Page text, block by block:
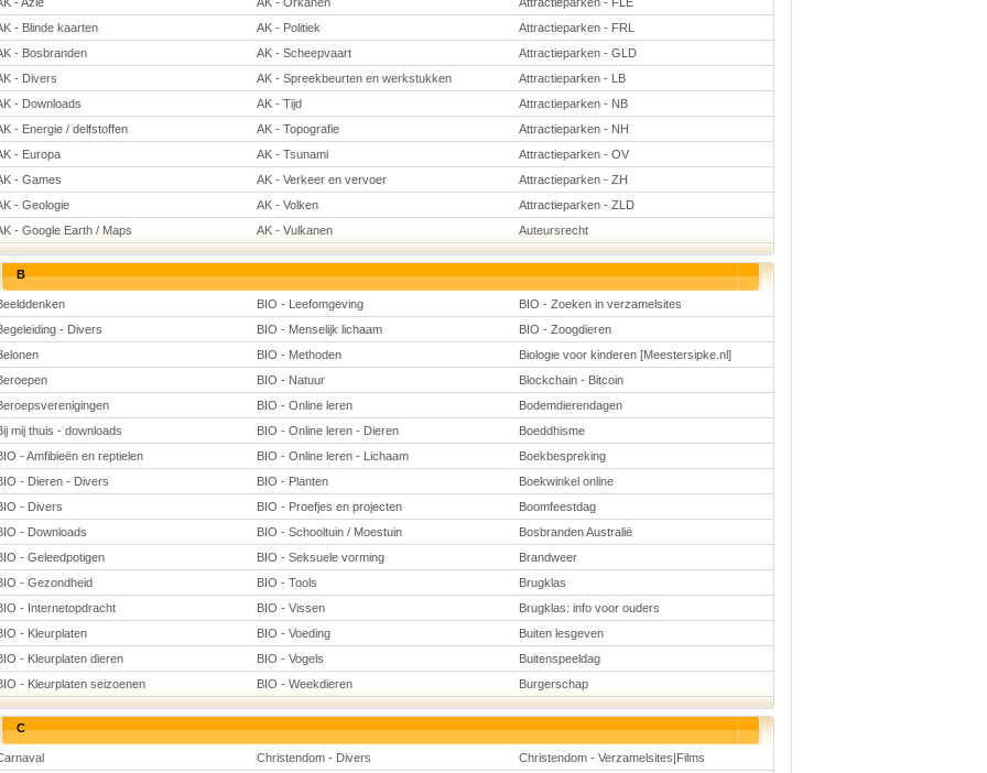
- Blinde kaarten
AK - Politiek
Attractieparken - FRL
- Bosbranden
AK - Scheepvaart
Attractieparken - GLD
- Divers
AK - Spreekbeurten en werkstukken
Attractieparken - LB
- Downloads
AK - Tijd
Attractieparken - NB
- Energie / delfstoffen
AK - Topografie
Attractieparken - NH
- Europa
AK - Tsunami
Attractieparken - OV
- Games
AK - Verkeer en vervoer
Attractieparken - ZH
- Geologie
AK - Volken
Attractieparken - ZLD
- Google Earth / Maps
AK - Vulkanen Auteursrecht
B
BIO - Leefomgeving
BIO - Zoeken in verzamelsites
- Divers
BIO - Menselijk lichaam
BIO - Zoogdieren
BIO - Methoden
Biologie voor kinderen [Meestersipke.nl]
BIO - Natuur
Blockchain - Bitcoin
BIO - Online leren
Bodemdierendagen
mij thuis - downloads
BIO - Online leren - Dieren
Boeddhisme
- Amfibieën en reptielen
BIO - Online leren - Lichaam
Boekbespreking
- Dieren - Divers
BIO - Planten
Boekwinkel online
- Divers
BIO - Proefjes en projecten
Boomfeestdag
- Downloads
BIO - Schooltuin / Moestuin
Bosbranden Australië
- Geleedpotigen
BIO - Seksuele vorming
Brandweer
- Gezondheid
BIO - Tools
Brugklas
- Internetopdracht
BIO - Vissen
Brugklas: info voor ouders
- Kleurplaten
BIO - Voeding
Buiten lesgeven
- Kleurplaten dieren
BIO - Vogels
Buitenspeeldag
- Kleurplaten seizoenen
BIO - Weekdieren Burgerschap
C
Christendom - Divers
Christendom - Verzamelsites|Films